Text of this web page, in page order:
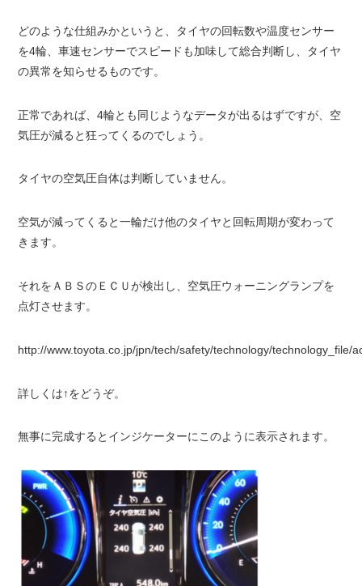
どのような仕組みかというと、タイヤの回転数や温度センサー
を4輪、車速センサーでスピードも加味して総合判断し、タイヤ
の異常を知らせるものです。
正常であれば、4輪とも同じようなデータが出るはずですが、空
気圧が減ると狂ってくるのでしょう。
タイヤの空気圧自体は判断していません。
空気が減ってくると一輪だけ他のタイヤと回転周期が変わって
きます。
それをＡＢＳのＥＣＵが検出し、空気圧ウォーニングランプを
点灯させます。
http://www.toyota.co.jp/jpn/tech/safety/technology/technology_file/
詳しくは↑をどうぞ。
無事に完成するとインジケーターにこのように表示されます。